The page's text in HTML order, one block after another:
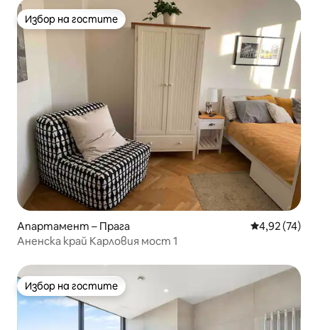
Избор на гостите
Избор на гостите
Апартамент – Прага Средна
4,92 (74)
Аненска край Карловия мост 1
Избор на гостите
Избор на гостите